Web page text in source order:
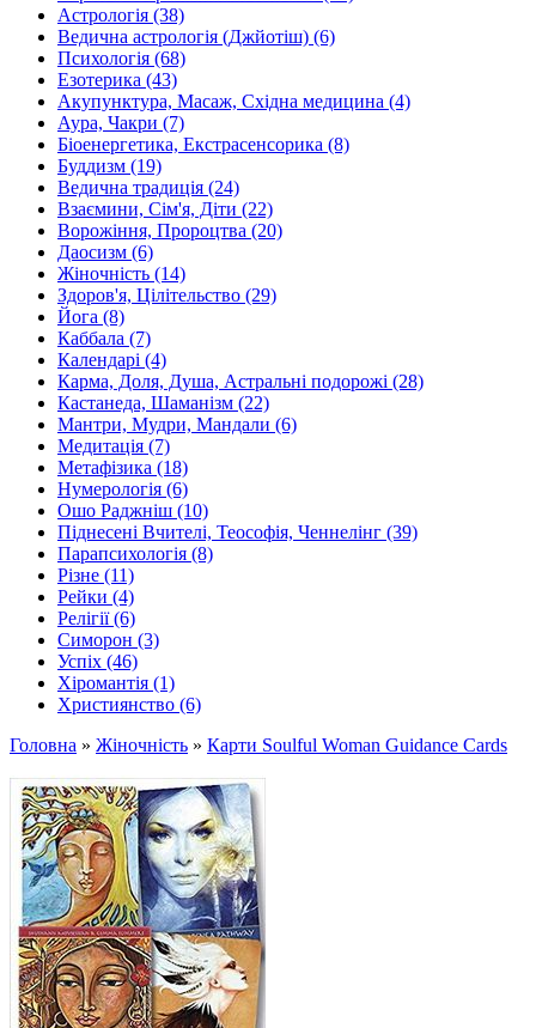
Астрологія (38)
Ведична астрологія (Джйотіш) (6)
Психологія (68)
Езотерика (43)
Акупунктура, Масаж, Східна медицина (4)
Аура, Чакри (7)
Біоенергетика, Екстрасенсорика (8)
Буддизм (19)
Ведична традиція (24)
Взаємини, Сім'я, Діти (22)
Ворожіння, Пророцтва (20)
Даосизм (6)
Жіночність (14)
Здоров'я, Цілітельство (29)
Йога (8)
Каббала (7)
Календарі (4)
Карма, Доля, Душа, Астральні подорожі (28)
Кастанеда, Шаманізм (22)
Мантри, Мудри, Мандали (6)
Медитація (7)
Метафізика (18)
Нумерологія (6)
Ошо Раджніш (10)
Піднесені Вчителі, Теософія, Ченнелінг (39)
Парапсихологія (8)
Різне (11)
Рейки (4)
Релігії (6)
Симорон (3)
Успіх (46)
Хіромантія (1)
Християнство (6)
Головна » Жіночність » Карти Soulful Woman Guidance Cards